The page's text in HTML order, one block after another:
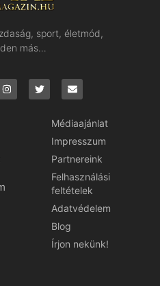
sport, életmód,
más…
Médiaajánlat
Impresszum
Partnereink
Felhasználási
feltételek
Adatvédelem
Blog
Írjon nekünk!